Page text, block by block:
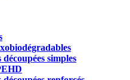
découpées simples